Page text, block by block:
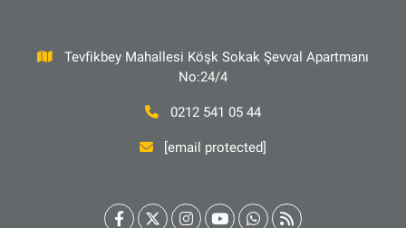
Tevfikbey Mahallesi Köşk Sokak Şevval Apartmanı
No:24/4
0212 541 05 44
[email protected]